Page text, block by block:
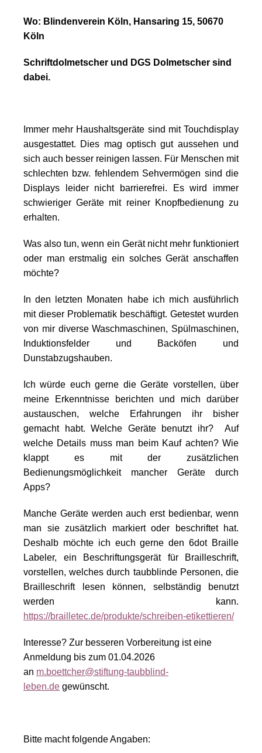
Wo: Blindenverein Köln, Hansaring 15, 50670
Köln
Schriftdolmetscher und DGS Dolmetscher sind
dabei.
Immer mehr Haushaltsgeräte sind mit Touchdisplay
ausgestattet. Dies mag optisch gut aussehen und
sich auch besser reinigen lassen. Für Menschen mit
schlechten bzw. fehlendem Sehvermögen sind die
Displays leider nicht barrierefrei. Es wird immer
schwieriger Geräte mit reiner Knopfbedienung zu
erhalten.
Was also tun, wenn ein Gerät nicht mehr funktioniert
oder man erstmalig ein solches Gerät anschaffen
möchte?
In den letzten Monaten habe ich mich ausführlich
mit dieser Problematik beschäftigt. Getestet wurden
von mir diverse Waschmaschinen, Spülmaschinen,
Induktionsfelder und Backöfen und
Dunstabzugshauben.
Ich würde euch gerne die Geräte vorstellen, über
meine Erkenntnisse berichten und mich darüber
austauschen, welche Erfahrungen ihr bisher
gemacht habt. Welche Geräte benutzt ihr? Auf
welche Details muss man beim Kauf achten? Wie
klappt es mit der zusätzlichen
Bedienungsmöglichkeit mancher Geräte durch
Apps?
Manche Geräte werden auch erst bedienbar, wenn
man sie zusätzlich markiert oder beschriftet hat.
Deshalb möchte ich euch gerne den 6dot Braille
Labeler, ein Beschriftungsgerät für Brailleschrift,
vorstellen, welches durch taubblinde Personen, die
Brailleschrift lesen können, selbständig benutzt
werden kann.
https://brailletec.de/produkte/schreiben-etikettieren/
Interesse? Zur besseren Vorbereitung ist eine
Anmeldung bis zum 01.04.2026
an m.boettcher@stiftung-taubblind-
leben.de gewünscht.
Bitte macht folgende Angaben: